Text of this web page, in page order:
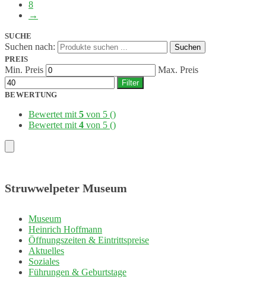
8
→
SUCHE
Suchen nach:
Suchen
PREIS
Min. Preis Max. Preis
Filter
BEWERTUNG
Bewertet mit 5 von 5 ()
Bewertet mit 4 von 5 ()
Struwwelpeter Museum
Museum
Heinrich Hoffmann
Öffnungszeiten & Eintrittspreise
Aktuelles
Soziales
Führungen & Geburtstage